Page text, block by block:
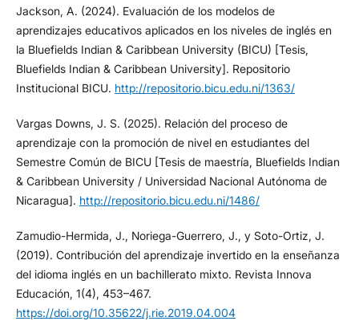
Jackson, A. (2024). Evaluación de los modelos de
aprendizajes educativos aplicados en los niveles de inglés en
la Bluefields Indian & Caribbean University (BICU) [Tesis,
Bluefields Indian & Caribbean University]. Repositorio
Institucional BICU. http://repositorio.bicu.edu.ni/1363/
Vargas Downs, J. S. (2025). Relación del proceso de
aprendizaje con la promoción de nivel en estudiantes del
Semestre Común de BICU [Tesis de maestría, Bluefields Indian
& Caribbean University / Universidad Nacional Autónoma de
Nicaragua]. http://repositorio.bicu.edu.ni/1486/
Zamudio-Hermida, J., Noriega-Guerrero, J., y Soto-Ortiz, J.
(2019). Contribución del aprendizaje invertido en la enseñanza
del idioma inglés en un bachillerato mixto. Revista Innova
Educación, 1(4), 453–467.
https://doi.org/10.35622/j.rie.2019.04.004